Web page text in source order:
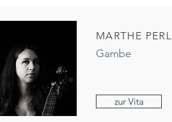
MARTHE PERL
Gambe
zur Vita